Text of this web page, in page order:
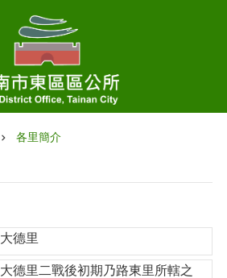
各里簡介
大德里
大德里二戰後初期乃路東里所轄之